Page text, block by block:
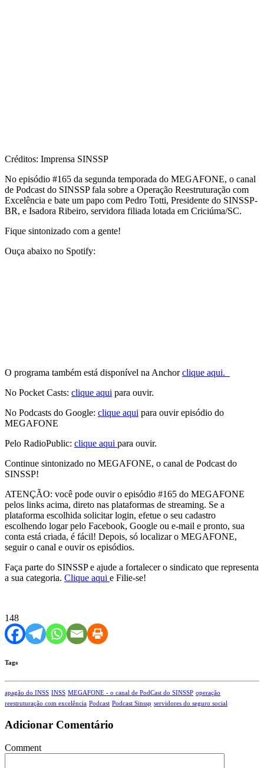
Créditos: Imprensa SINSSP
No episódio #165 da segunda temporada do MEGAFONE, o canal
de Podcast do SINSSP fala sobre a Operação Reestruturação com
Excelência e bate um papo com Pedro Totti, Presidente do SINSSP-
BR, e Isadora Ribeiro, servidora filiada lotada em Criciúma/SC.
Fique sintonizado com a gente!
Ouça abaixo no Spotify:
O programa também está disponível na Anchorclique aqui.
No Pocket Casts: clique aqui para ouvir.
No Podcasts do Google: clique aqui para ouvir episódio do
MEGAFONE
Pelo RadioPublic: clique aqui para ouvir.
Continue sintonizado no MEGAFONE, o canal de Podcast do
SINSSP!
ATENÇÃO: você pode ouvir o episódio #165 do MEGAFONE
pelos links acima, direto nas plataformas de streaming. Se a
plataforma escolhida solicitar login, efetue o seu cadastro
escolhendo logar pelo Facebook, Google ou e-mail e pronto, sua
conta está criada, é fácil! Depois, só localizar o MEGAFONE,
seguir o canal e ouvir os episódios.
Faça parte do SINSSP e ajude a fortalecer o sindicato que representa
a sua categoria. Clique aqui e Filie-se!
148
Tags
apagão do INSS INSS MEGAFONE - o canal de PodCast do SINSSP operação
reestruturação com excelência Podcast Podcast Sinssp servidores do seguro social
Adicionar Comentário
Comment